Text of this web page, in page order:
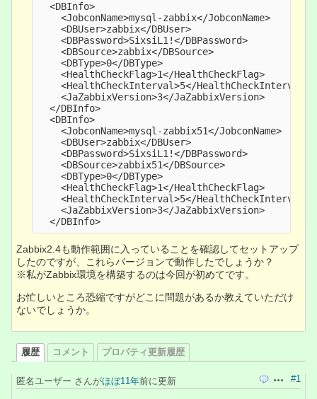
  <DBInfo>
    <JobconName>mysql-zabbix</JobconName>
    <DBUser>zabbix</DBUser>
    <DBPassword>SixsiL1!</DBPassword>
    <DBSource>zabbix</DBSource>
    <DBType>0</DBType>
    <HealthCheckFlag>1</HealthCheckFlag>
    <HealthCheckInterval>5</HealthCheckInterval>
    <JaZabbixVersion>3</JaZabbixVersion>
  </DBInfo>
  <DBInfo>
    <JobconName>mysql-zabbix51</JobconName>
    <DBUser>zabbix</DBUser>
    <DBPassword>SixsiL1!</DBPassword>
    <DBSource>zabbix51</DBSource>
    <DBType>0</DBType>
    <HealthCheckFlag>1</HealthCheckFlag>
    <HealthCheckInterval>5</HealthCheckInterval>
    <JaZabbixVersion>3</JaZabbixVersion>
Zabbix2.4も動作範囲に入っていることを確認してセットアップ
したのですが、これらバージョンで動作したでしょうか？
※私がZabbix環境を構築するのは今回が初めてです。
お忙しいところ恐縮ですがどこに問題があるか教えていただけ
ないでしょうか。
履歴 コメント プロパティ更新履歴
引用 操作#1
匿名ユーザー さんがほぼ11年前に更新